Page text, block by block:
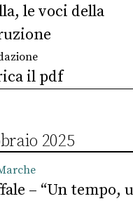
le voci della
il pdf
2025
– “Un tempo,